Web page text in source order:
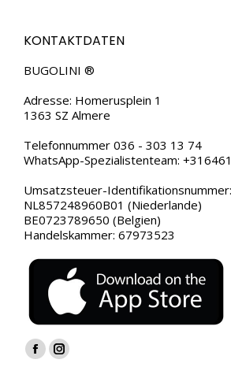
KONTAKTDATEN
BUGOLINI ®
Adresse: Homerusplein 1
1363 SZ Almere
Telefonnummer 036 - 303 13 74
WhatsApp-Spezialistenteam:
Umsatzsteuer-Identifikationsnummer:
NL857248960B01 (Niederlande)
BE0723789650 (Belgien)
Handelskammer: 67973523
Finden Sie uns auf:
FacebookInstagram